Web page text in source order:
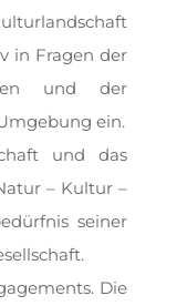
in Fragen der
und der
ein.
und das
– Kultur –
seiner
Die